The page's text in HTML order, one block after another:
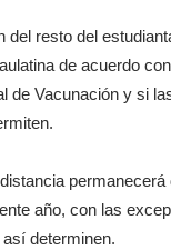
del resto del
de acuerdo
de Vacunación y si
permanecerá
año, con las
determinen.